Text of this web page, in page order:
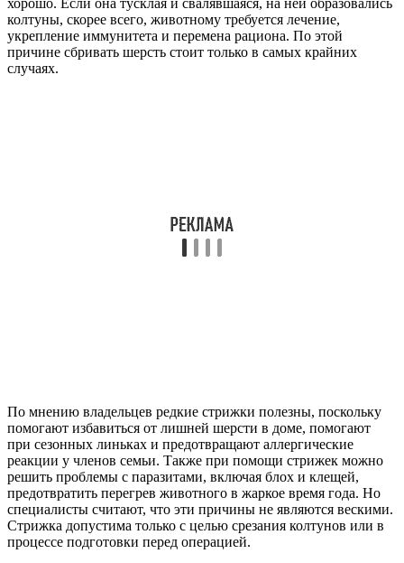
колтуны, скорее всего, животному требуется лечение,
укрепление иммунитета и перемена рациона. По этой
причине сбривать шерсть стоит только в самых крайних
случаях.
По мнению владельцев редкие стрижки полезны, поскольку
помогают избавиться от лишней шерсти в доме, помогают
при сезонных линьках и предотвращают аллергические
реакции у членов семьи. Также при помощи стрижек можно
решить проблемы с паразитами, включая блох и клещей,
предотвратить перегрев животного в жаркое время года. Но
специалисты считают, что эти причины не являются вескими.
Стрижка допустима только с целью срезания колтунов или в
процессе подготовки перед операцией.